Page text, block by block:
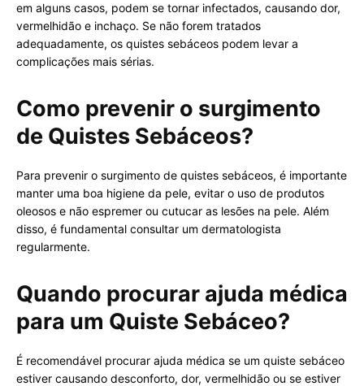
em alguns casos, podem se tornar infectados, causando dor,
vermelhidão e inchaço. Se não forem tratados
adequadamente, os quistes sebáceos podem levar a
complicações mais sérias.
Como prevenir o surgimento
de Quistes Sebáceos?
Para prevenir o surgimento de quistes sebáceos, é importante
manter uma boa higiene da pele, evitar o uso de produtos
oleosos e não espremer ou cutucar as lesões na pele. Além
disso, é fundamental consultar um dermatologista
regularmente.
Quando procurar ajuda médica
para um Quiste Sebáceo?
É recomendável procurar ajuda médica se um quiste sebáceo
estiver causando desconforto, dor, vermelhidão ou se estiver